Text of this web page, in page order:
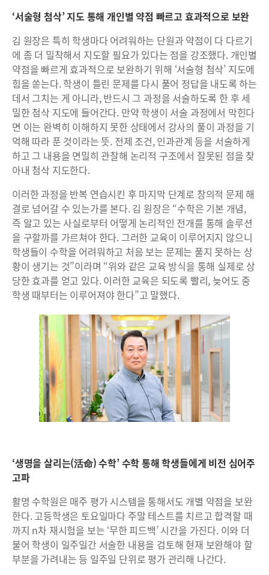
‘서술형 첨삭’ 지도 통해 개인별 약점 빠르고 효과적으로 보완
김 원장은 특히 학생마다 어려워하는 단원과 약점이 다 다르기
에 좀 더 밀착해서 지도할 필요가 있다는 점을 강조했다. 개인별
약점을 빠르게 효과적으로 보완하기 위해 ‘서술형 첨삭’ 지도에
힘을 쏟는다. 학생이 틀린 문제를 다시 풀어 정답을 내도록 하는
데서 그치는 게 아니라, 반드시 그 과정을 서술하도록 한 후 세
밀한 첨삭 지도에 들어간다. 만약 학생이 서술 과정에서 막힌다
면 이는 완벽히 이해하지 못한 상태에서 강사의 풀이 과정을 기
억해 따라 푼 것이라는 뜻. 전제 조건, 인과관계 등을 서술하게
하고 그 내용을 면밀히 관찰해 논리적 구조에서 잘못된 점을 찾
아내 첨삭 지도한다.
이러한 과정을 반복 연습시킨 후 마지막 단계로 창의적 문제 해
결로 넘어갈 수 있는가를 본다. 김 원장은 “수학은 기본 개념,
즉 알고 있는 사실로부터 어떻게 논리적인 전개를 통해 솔루션
을 구할까를 가르쳐야 한다. 그러한 교육이 이루어지지 않으니
학생들이 수학을 어려워하고 처음 보는 문제는 풀지 못하는 상
황이 생기는 것”이라며 “위와 같은 교육 방식을 통해 실제로 상
당한 효과를 얻고 있다. 이러한 교육은 되도록 빨리, 늦어도 중
학생 때부터는 이루어져야 한다”고 말했다.
‘생명을 살리는(活命) 수학’ 수학 통해 학생들에게 비전 심어주
고파
활명 수학원은 매주 평가 시스템을 통해서도 개별 약점을 보완
한다. 고등학생은 토요일마다 주말 테스트를 치르고 합격할 때
까지 n차 재시험을 보는 ‘무한 피드백’ 시간을 가진다. 이와 더
불어 학생이 일주일간 서술한 내용을 검토해 현재 보완해야 할
부분을 가려내는 등 일주일 단위로 평가 관리해 나간다.